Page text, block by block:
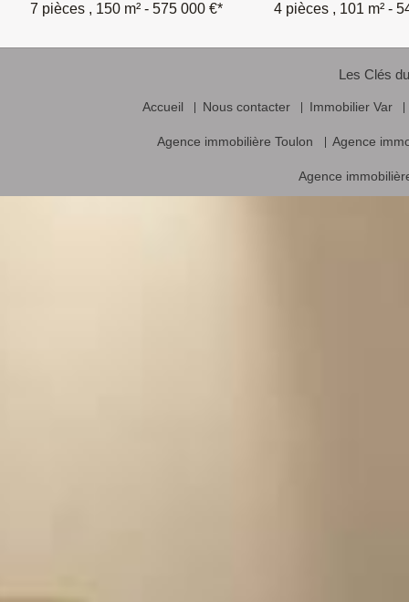
7 pièces , 150 m² - 575 000 €*
4 pièces , 101 m² -
Les Clés
Accueil Nous contacter Immobilier Var
Agence immobilière Toulon Agence
Agence